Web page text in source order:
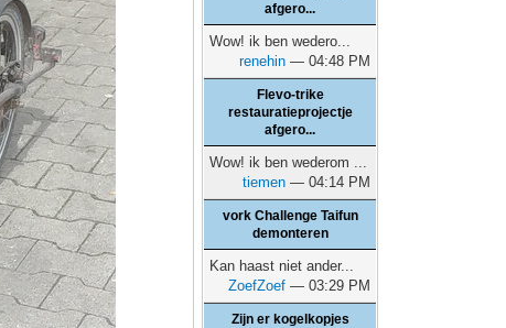
afgero...
Wow! ik ben wedero...
renehin — 04:48 PM
Flevo-trike
restauratieprojectje
afgero...
Wow! ik ben wederom ...
tiemen — 04:14 PM
vork Challenge Taifun
demonteren
Kan haast niet ander...
ZoefZoef — 03:29 PM
Zijn er kogelkopjes